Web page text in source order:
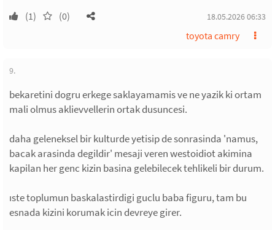
(1) (0) 18.05.2026 06:33
toyota camry
9.
bekaretini dogru erkege saklayamamis ve ne yazik ki ortam
mali olmus aklievvellerin ortak dusuncesi.
daha geleneksel bir kulturde yetisip de sonrasinda 'namus,
bacak arasinda degildir' mesaji veren westoidiot akimina
kapilan her genc kizin basina gelebilecek tehlikeli bir durum.
ıste toplumun baskalastirdigi guclu baba figuru, tam bu
esnada kizini korumak icin devreye girer.